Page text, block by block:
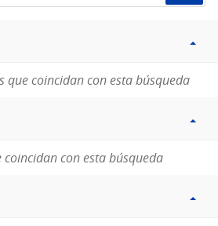
que coincidan con esta búsqueda
coincidan con esta búsqueda